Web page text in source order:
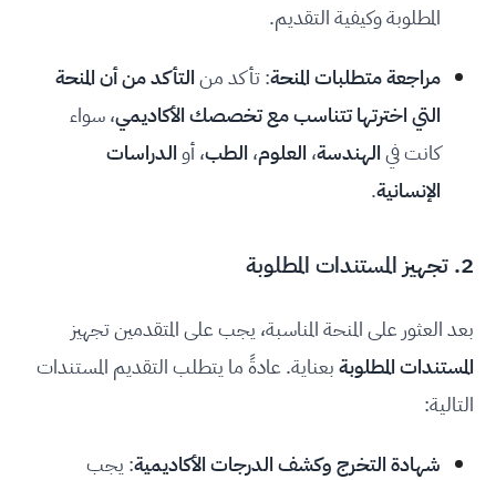
المطلوبة وكيفية التقديم.
مراجعة متطلبات المنحة: تأكد منالتأكد من أن المنحة
التي اخترتها تتناسب مع تخصصك الأكاديمي، سواء
كانت فيالهندسة، العلوم، الطب، أوالدراسات
الإنسانية.
2. تجهيز المستندات المطلوبة
بعد العثور على المنحة المناسبة، يجب على المتقدمين تجهيز
المستندات المطلوبةبعناية. عادةً ما يتطلب التقديم المستندات
التالية:
شهادة التخرج وكشف الدرجات الأكاديمية: يجب